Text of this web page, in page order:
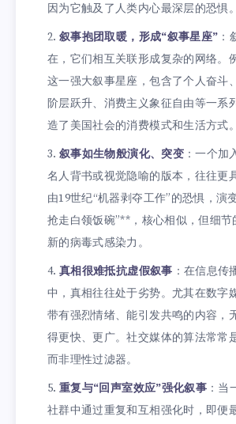
因为它触及了人类内心最深层的恐惧。
叙事抱团取暖，形成“叙事星座” ：
在，它们相互关联形成复杂的网络。
这一强大叙事星座，包含了个人奋斗
阶层跃升、消费主义象征自由等一系
造了美国社会的消费模式和生活方式。
叙事如生物般演化、突变：一个加
名人背书或视觉隐喻的版本，往往更
由19世纪“机器剥夺工作”的恐惧，演
抢走白领饭碗”**，核心相似，但细节
新的病毒式感染力。
真相很难抵抗虚假叙事 ：在信息传
中，真相往往处于劣势。尤其在数字
带有强烈情绪、能引发共鸣的内容，
得更快、更广。社交媒体的算法常常
而非理性过滤器。
重复与“回声室效应”强化叙事：当
社群中通过重复和互相强化时，即便